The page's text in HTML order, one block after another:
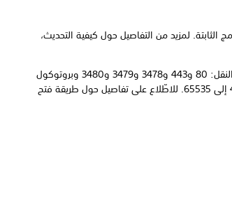
الثابتة. لمزيد من التفاصيل حول كيفية التحديث،
جرّب فتح المنافذ إن أمكن. بروتوكول التحكم في النقل: 80 و443 و3478 و3479 و3480 وبروتوكول
وحدة بيانات المستخدم: 3478 و3479 ومن 49152 إلى 65535. للاطّلاع على تفاصيل حول طريقة فتح